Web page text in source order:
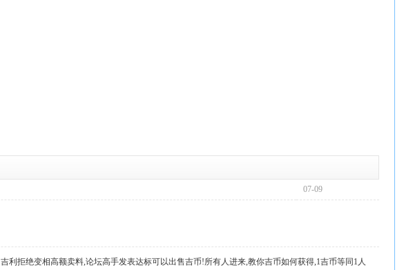
07-09
吉利拒绝变相高额卖料,论坛高手发表达标可以出售吉币!所有人进来,教你吉币如何获得,1吉币等同1人